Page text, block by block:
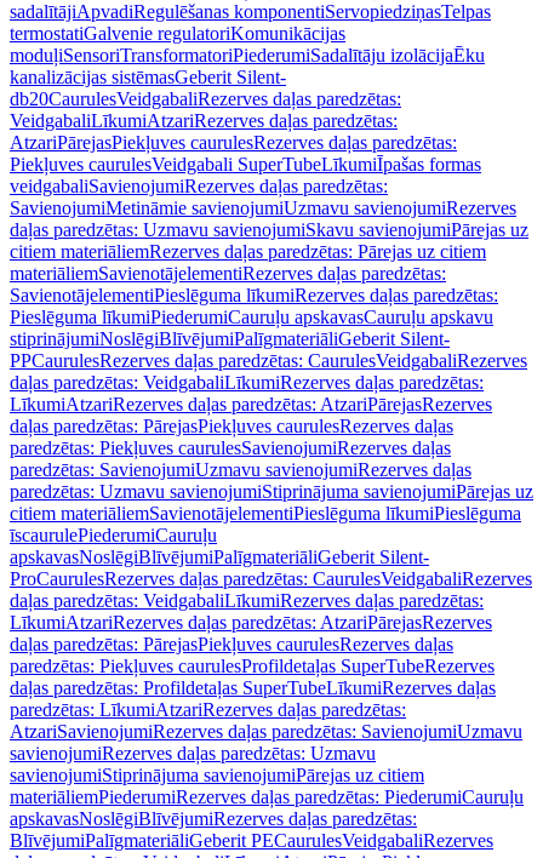
sadalītājiApvadiRegulēšanas komponentiServopiedziņasTelpas
termostatiGalvenie regulatoriKomunikācijas
moduļiSensoriTransformatoriPiederumiSadalītāju izolācijaĒku
kanalizācijas sistēmasGeberit Silent-
db20CaurulesVeidgabaliRezerves daļas paredzētas:
VeidgabaliLīkumiAtzariRezerves daļas paredzētas:
AtzariPārejasPiekļuves caurulesRezerves daļas paredzētas:
Piekļuves caurulesVeidgabali SuperTubeLīkumiĪpašas formas
veidgabaliSavienojumiRezerves daļas paredzētas:
SavienojumiMetināmie savienojumiUzmavu savienojumiRezerves
daļas paredzētas: Uzmavu savienojumiSkavu savienojumiPārejas uz
citiem materiāliemRezerves daļas paredzētas: Pārejas uz citiem
materiāliemSavienotājelementiRezerves daļas paredzētas:
SavienotājelementiPieslēguma līkumiRezerves daļas paredzētas:
Pieslēguma līkumiPiederumiCauruļu apskavasCauruļu apskavu
stiprinājumiNoslēgiBlīvējumiPalīgmateriāliGeberit Silent-
PPCaurulesRezerves daļas paredzētas: CaurulesVeidgabaliRezerves
daļas paredzētas: VeidgabaliLīkumiRezerves daļas paredzētas:
LīkumiAtzariRezerves daļas paredzētas: AtzariPārejasRezerves
daļas paredzētas: PārejasPiekļuves caurulesRezerves daļas
paredzētas: Piekļuves caurulesSavienojumiRezerves daļas
paredzētas: SavienojumiUzmavu savienojumiRezerves daļas
paredzētas: Uzmavu savienojumiStiprinājuma savienojumiPārejas uz
citiem materiāliemSavienotājelementiPieslēguma līkumiPieslēguma
īscaurulePiederumiCauruļu
apskavasNoslēgiBlīvējumiPalīgmateriāliGeberit Silent-
ProCaurulesRezerves daļas paredzētas: CaurulesVeidgabaliRezerves
daļas paredzētas: VeidgabaliLīkumiRezerves daļas paredzētas:
LīkumiAtzariRezerves daļas paredzētas: AtzariPārejasRezerves
daļas paredzētas: PārejasPiekļuves caurulesRezerves daļas
paredzētas: Piekļuves caurulesProfildetaļas SuperTubeRezerves
daļas paredzētas: Profildetaļas SuperTubeLīkumiRezerves daļas
paredzētas: LīkumiAtzariRezerves daļas paredzētas:
AtzariSavienojumiRezerves daļas paredzētas: SavienojumiUzmavu
savienojumiRezerves daļas paredzētas: Uzmavu
savienojumiStiprinājuma savienojumiPārejas uz citiem
materiāliemPiederumiRezerves daļas paredzētas: PiederumiCauruļu
apskavasNoslēgiBlīvējumiRezerves daļas paredzētas:
BlīvējumiPalīgmateriāliGeberit PECaurulesVeidgabaliRezerves